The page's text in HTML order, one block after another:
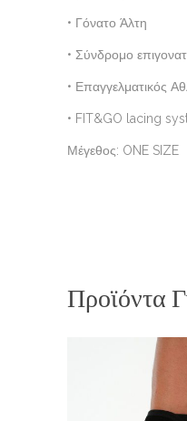
• Γόνατο Άλτη
• Σύνδρομο
• Επαγγελματικός
• FIT&GO lacing
Μέγεθος: ONE SIZE
Προϊόντα